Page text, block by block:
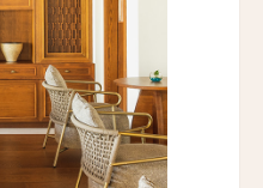
ビーチ・スパ & リゾ